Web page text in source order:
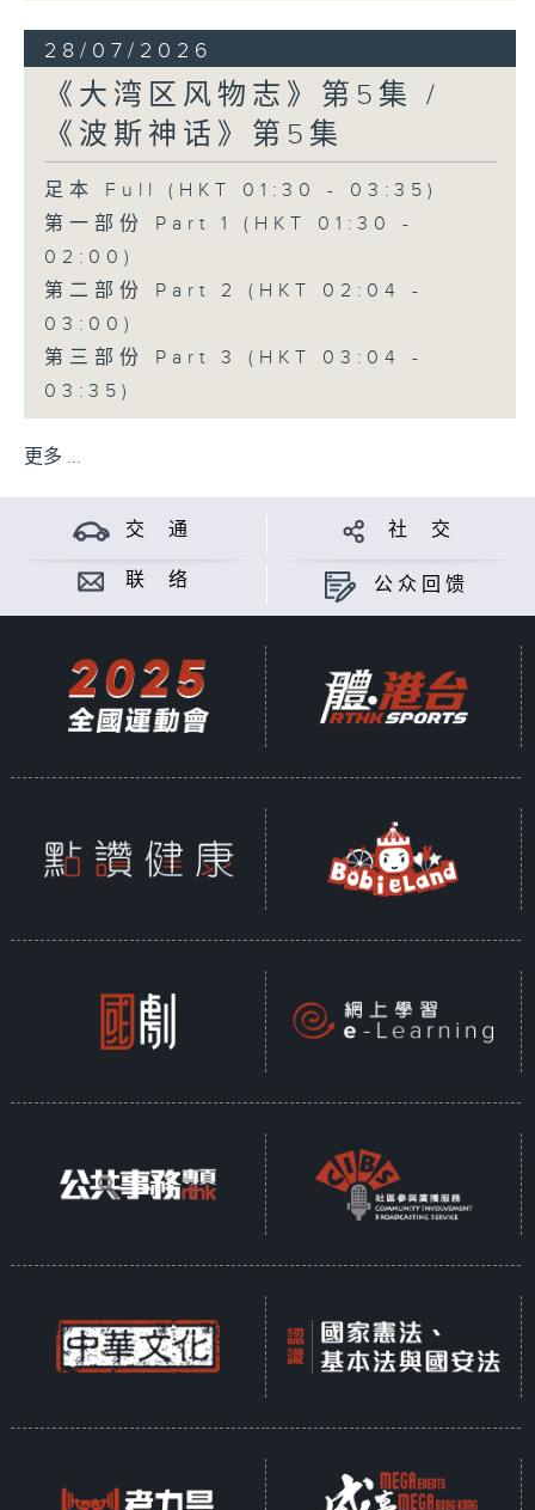
28/07/2026
《大湾区风物志》第5集 /
《波斯神话》第5集
足本 Full (HKT 01:30 - 03:35)
第一部份 Part 1 (HKT 01:30 -
02:00)
第二部份 Part 2 (HKT 02:04 -
03:00)
第三部份 Part 3 (HKT 03:04 -
03:35)
更多 ...
交 通 社 交
联 络 公众回馈